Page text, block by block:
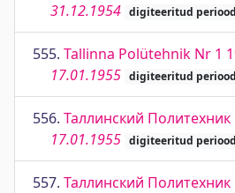
31.12.1954 digiteeritud
555. Tallinna Polütehnik Nr 1
17.01.1955 digiteeritud
556. Таллинский
17.01.1955 digiteeritud
557. Таллинский